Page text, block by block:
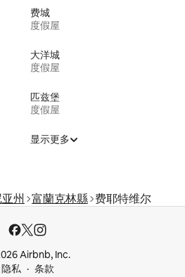
费城
度假屋
大洋城
度假屋
匹兹堡
度假屋
显示更多
州 富蘭克林縣 费耶特维尔
Airbnb, Inc.
隐私
条款